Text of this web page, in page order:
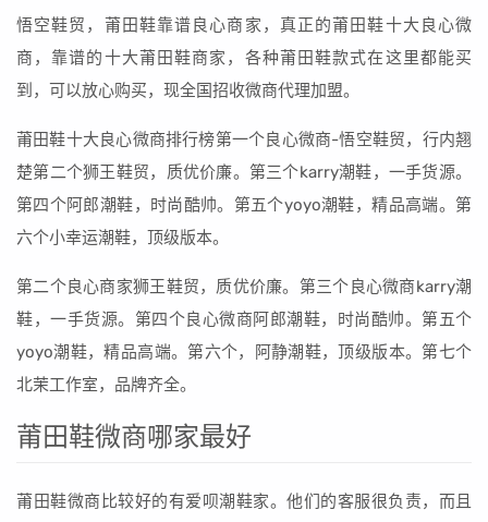
悟空鞋贸，莆田鞋靠谱良心商家，真正的莆田鞋十大良心微
商，靠谱的十大莆田鞋商家，各种莆田鞋款式在这里都能买
到，可以放心购买，现全国招收微商代理加盟。
莆田鞋十大良心微商排行榜第一个良心微商-悟空鞋贸，行内翘
楚第二个狮王鞋贸，质优价廉。第三个karry潮鞋，一手货源。
第四个阿郎潮鞋，时尚酷帅。第五个yoyo潮鞋，精品高端。第
六个小幸运潮鞋，顶级版本。
第二个良心商家狮王鞋贸，质优价廉。第三个良心微商karry潮
鞋，一手货源。第四个良心微商阿郎潮鞋，时尚酷帅。第五个
yoyo潮鞋，精品高端。第六个，阿静潮鞋，顶级版本。第七个
北茉工作室，品牌齐全。
莆田鞋微商哪家最好
莆田鞋微商比较好的有爱呗潮鞋家。他们的客服很负责，而且